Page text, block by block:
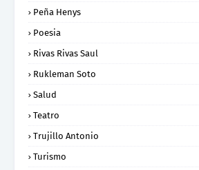
Peña Henys
Poesia
Rivas Rivas Saul
Rukleman Soto
Salud
Teatro
Trujillo Antonio
Turismo